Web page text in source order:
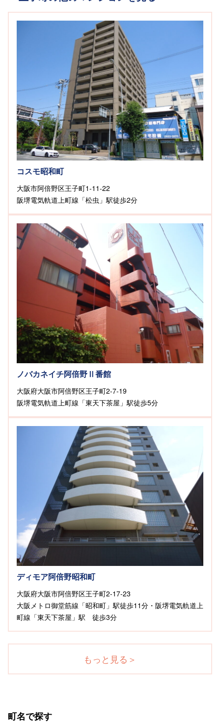
コスモ昭和町
大阪市阿倍野区王子町1-11-22
阪堺電気軌道上町線「松虫」駅徒歩2分
ノバカネイチ阿倍野Ⅱ番館
大阪府大阪市阿倍野区王子町2-7-19
阪堺電気軌道上町線「東天下茶屋」駅徒歩5分
ディモア阿倍野昭和町
大阪府大阪市阿倍野区王子町2-17-23
大阪メトロ御堂筋線「昭和町」駅徒歩11分・阪堺電気軌道上
町線「東天下茶屋」駅 徒歩3分
もっと見る ＞
町名で探す